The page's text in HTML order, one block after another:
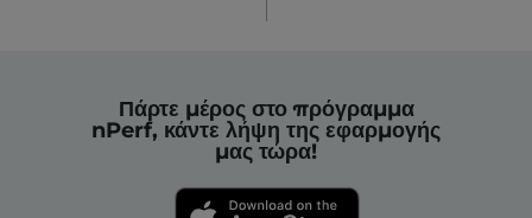
Πάρτε μέρος στο πρόγραμμα
nPerf, κάντε λήψη της εφαρμογής
μας τώρα!